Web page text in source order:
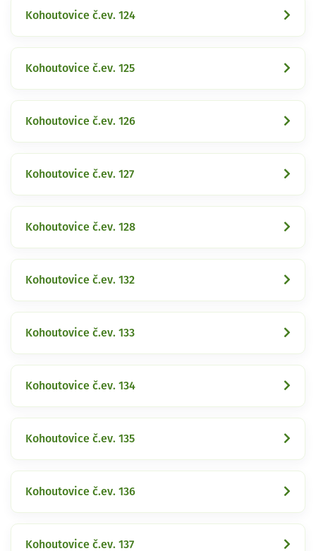
Kohoutovice č.ev. 124
Kohoutovice č.ev. 125
Kohoutovice č.ev. 126
Kohoutovice č.ev. 127
Kohoutovice č.ev. 128
Kohoutovice č.ev. 132
Kohoutovice č.ev. 133
Kohoutovice č.ev. 134
Kohoutovice č.ev. 135
Kohoutovice č.ev. 136
Kohoutovice č.ev. 137